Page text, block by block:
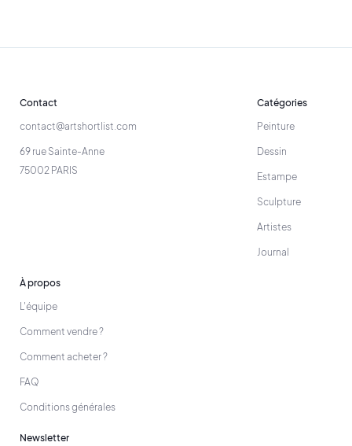
Contact
contact@artshortlist.com
69 rue Sainte-Anne
75002 PARIS
Catégories
Peinture
Dessin
Estampe
Sculpture
Artistes
Journal
À propos
L'équipe
Comment vendre ?
Comment acheter ?
FAQ
Conditions générales
Newsletter